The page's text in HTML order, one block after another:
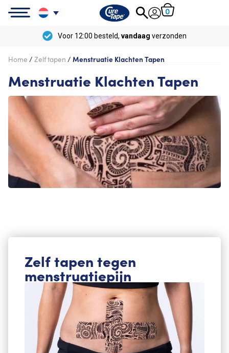
0
Voor 12:00 besteld, vandaag verzonden
Home / Zelf tapen / Menstruatie Klachten Tapen
Menstruatie Klachten Tapen
Zelf tapen tegen
menstruatiepijn